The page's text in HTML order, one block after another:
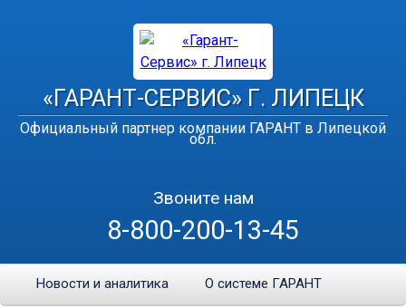
«ГАРАНТ-СЕРВИС» Г. ЛИПЕЦК
Официальный партнер компании ГАРАНТ в Липецкой
обл.
Звоните нам
8-800-200-13-45
Новости и аналитика О системе ГАРАНТ